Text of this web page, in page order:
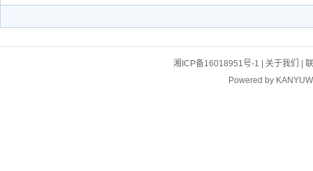
湘ICP备16018951号-1 关于我们
Powered by KANYUW